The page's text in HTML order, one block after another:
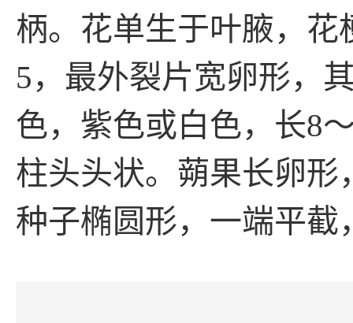
柄。花单生于叶腋，花
5，最外裂片宽卵形，
色，紫色或白色，长8
柱头头状。蒴果长卵
种子椭圆形，一端平